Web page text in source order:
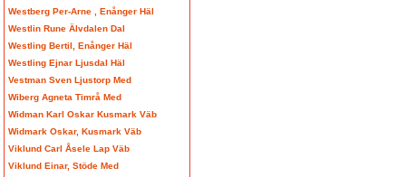
Westberg Per-Arne , Enånger Häl
Westlin Rune Älvdalen Dal
Westling Bertil, Enånger Häl
Westling Ejnar Ljusdal Häl
Vestman Sven Ljustorp Med
Wiberg Agneta Timrå Med
Widman Karl Oskar Kusmark Väb
Widmark Oskar, Kusmark Väb
Viklund Carl Åsele Lap Väb
Viklund Einar, Stöde Med